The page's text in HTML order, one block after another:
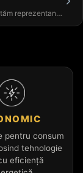
reprezentantul
pentru consum
tehnologie
eficiență